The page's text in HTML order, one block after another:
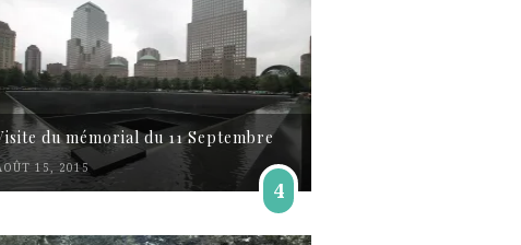
du mémorial du 11 Septembre
15, 2015
4